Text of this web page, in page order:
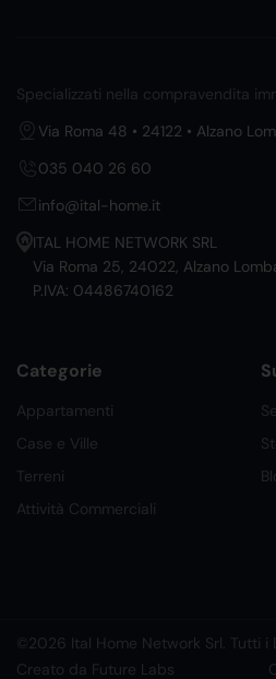
Specializzati nella compravendita
Via Roma 48 • 24122 • Alzano
035 040 26 60
info@ital-home.it
ITAL HOME NETWORK SRL
Via Roma 25, 24022, Alzano
P.IVA: 04486740162
Categorie
Appartamenti
Case e Ville
Terreni
Attività Commerciali
©2026 Ital Home Network Srl. Tutti i
Creato da Future Labs